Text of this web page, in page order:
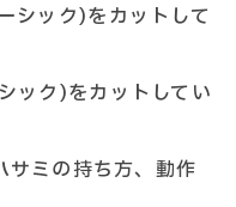
シック)をカットして
ック)をカットしてい
ミの持ち方、動作